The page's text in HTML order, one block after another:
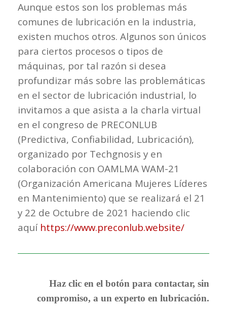
Aunque estos son los problemas más
comunes de lubricación en la industria,
existen muchos otros. Algunos son únicos
para ciertos procesos o tipos de
máquinas, por tal razón si desea
profundizar más sobre las problemáticas
en el sector de lubricación industrial, lo
invitamos a que asista a la charla virtual
en el congreso de PRECONLUB
(Predictiva, Confiabilidad, Lubricación),
organizado por Techgnosis y en
colaboración con OAMLMA WAM-21
(Organización Americana Mujeres Líderes
en Mantenimiento) que se realizará el 21
y 22 de Octubre de 2021 haciendo clic
aquí https://www.preconlub.website/
Haz clic en el botón para contactar, sin
compromiso, a un experto en lubricación.